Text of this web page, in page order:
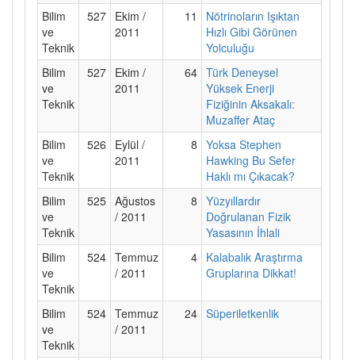
Bilim
ve
Teknik
527 Ekim /
2011
11
Nötrinoların Işıktan
Hızlı Gibi Görünen
Yolculuğu
Bilim
ve
Teknik
527 Ekim /
2011
64 Türk Deneysel
Yüksek Enerji
Fiziğinin Aksakalı:
Muzaffer Ataç
Bilim
ve
Teknik
526
Eylül /
2011
8 Yoksa Stephen
Hawking Bu Sefer
Haklı mı Çıkacak?
Bilim
ve
Teknik
525 Ağustos
/ 2011
8 Yüzyıllardır
Doğrulanan Fizik
Yasasının İhlali
Bilim
ve
Teknik
524 Temmuz
/ 2011
4 Kalabalık Araştırma
Gruplarına Dikkat!
Bilim
ve
Teknik
524 Temmuz
/ 2011
24 Süperiletkenlik